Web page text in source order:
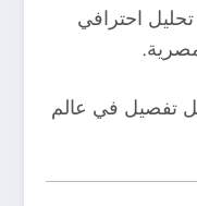
احترافي
تفصيل في عالم